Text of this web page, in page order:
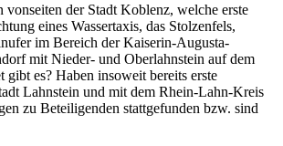
vonseiten der Stadt Koblenz, welche erste
eines Wassertaxis, das Stolzenfels,
im Bereich der Kaiserin-Augusta-
mit Nieder- und Oberlahnstein auf dem
gibt es? Haben insoweit bereits erste
Lahnstein und mit dem Rhein-Lahn-Kreis
zu Beteiligenden stattgefunden bzw. sind